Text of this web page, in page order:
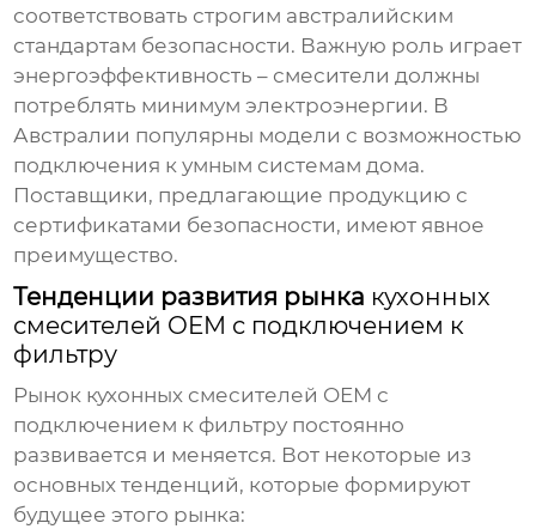
соответствовать строгим австралийским
стандартам безопасности. Важную роль играет
энергоэффективность – смесители должны
потреблять минимум электроэнергии. В
Австралии популярны модели с возможностью
подключения к умным системам дома.
Поставщики, предлагающие продукцию с
сертификатами безопасности, имеют явное
преимущество.
Тенденции развития рынка кухонных
смесителей OEM с подключением к
фильтру
Рынок кухонных смесителей OEM с
подключением к фильтру постоянно
развивается и меняется. Вот некоторые из
основных тенденций, которые формируют
будущее этого рынка: